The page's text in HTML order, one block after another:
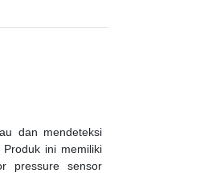
dan mendeteksi
ini memiliki
pressure sensor